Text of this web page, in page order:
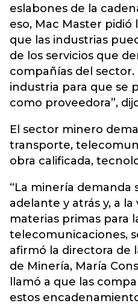
eslabones de la
eso, Mac Master
que las industrias
de los servicios que
compañías del
industria para que se
como proveedora”,
El sector minero
transporte,
obra calificada,
“La minería demanda
adelante y atrás y, a
materias primas para
telecomunicaciones,
afirmó la directora de
de Minería, María
llamó a que las
estos